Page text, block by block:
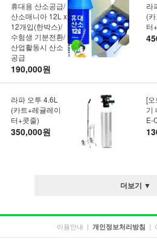
휴대용 산소공급/
산소매니아 12L x
12개입(한박스)/
수험생 기분전환/
산업활동시 산소
공급
190,000원
라
(
터
라파 오투 4.6L
(카트+레귤레이
터+콧줄)
350,000원
[오
기
E-
더보기 ▼
이용안내 | 개인정보처리방침 |